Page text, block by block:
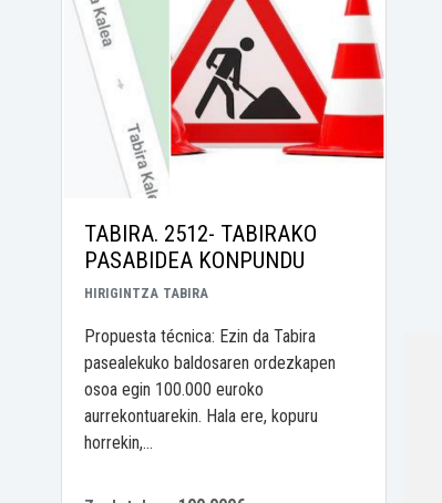
TABIRA. 2512- TABIRAKO
PASABIDEA KONPUNDU
HIRIGINTZA TABIRA
Propuesta técnica: Ezin da Tabira
pasealekuko baldosaren ordezkapen
osoa egin 100.000 euroko
aurrekontuarekin. Hala ere, kopuru
horrekin,...